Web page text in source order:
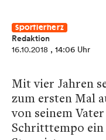
Sportlerherz
Redaktion
16.10.2018 , 14:06 Uhr
Mit vier Jahren
zum ersten Mal
von seinem
Schritttempo ein